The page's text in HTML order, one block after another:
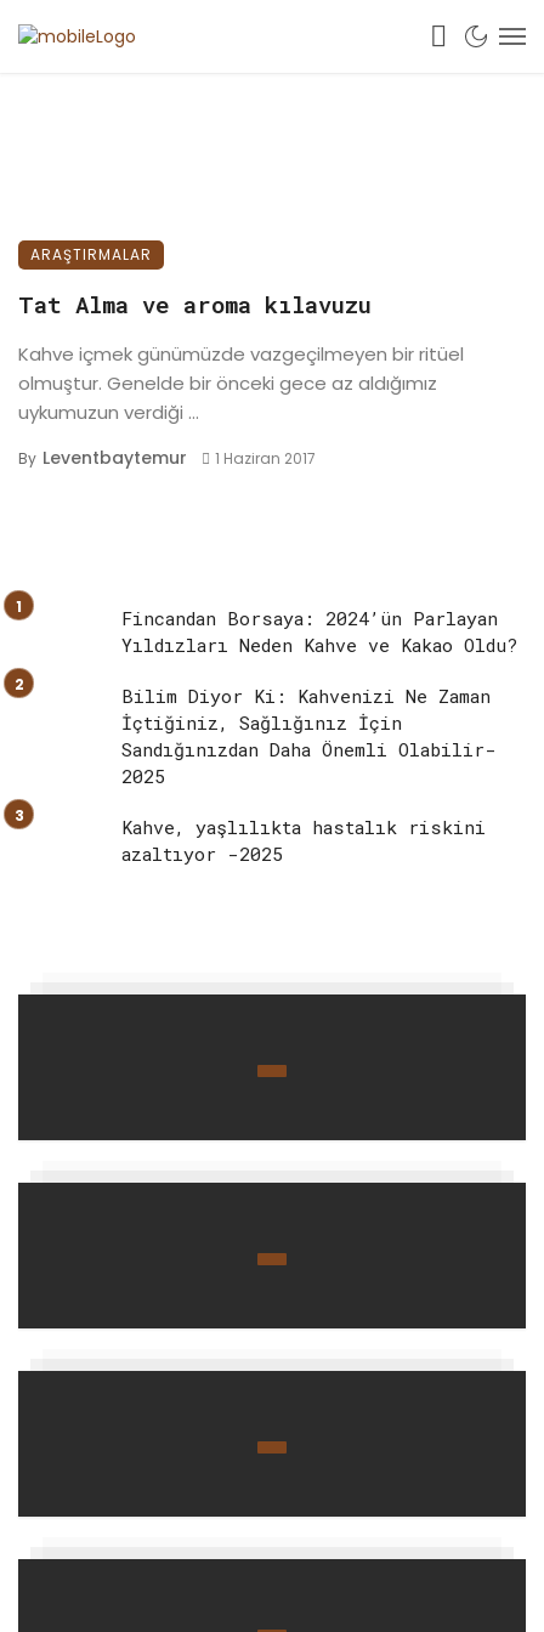
ARAŞTIRMALAR
Tat Alma ve aroma kılavuzu
Kahve içmek günümüzde vazgeçilmeyen bir ritüel
olmuştur. Genelde bir önceki gece az aldığımız
uykumuzun verdiği ...
By Leventbaytemur 1 Haziran 2017
Fincandan Borsaya: 2024’ün Parlayan
Yıldızları Neden Kahve ve Kakao Oldu?
Bilim Diyor Ki: Kahvenizi Ne Zaman
İçtiğiniz, Sağlığınız İçin
Sandığınızdan Daha Önemli Olabilir-
2025
Kahve, yaşlılıkta hastalık riskini
azaltıyor -2025